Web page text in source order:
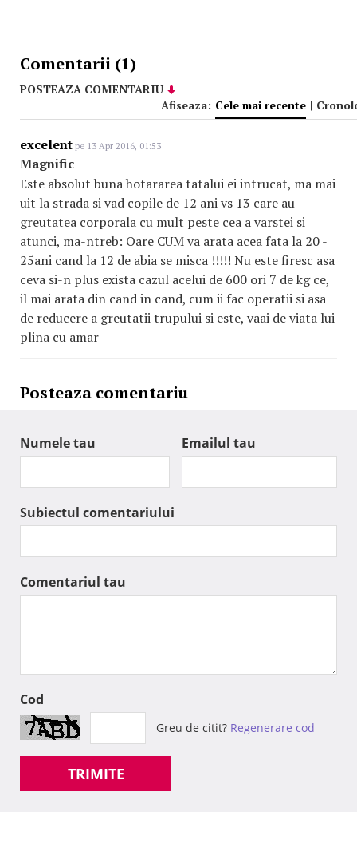
Comentarii (1)
POSTEAZA COMENTARIU
Afiseaza: Cele mai recente |
excelent pe 13 Apr 2016, 01:53
Magnific
Este absolut buna hotararea tatalui ei intrucat, ma mai
uit la strada si vad copile de 12 ani vs 13 care au
greutatea corporala cu mult peste cea a varstei si
atunci, ma-ntreb: Oare CUM va arata acea fata la 20 -
25ani cand la 12 de abia se misca !!!!! Nu este firesc asa
ceva si-n plus exista cazul acelui de 600 ori 7 de kg ce,
il mai arata din cand in cand, cum ii fac operatii si asa
de reducere a greutatii trupului si este, vaai de viata lui
plina cu amar
Posteaza comentariu
Numele tau Emailul tau
Subiectul comentariului
Comentariul tau
Cod
Greu de citit? Regenerare cod
TRIMITE